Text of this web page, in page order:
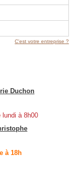
C'est votre entreprise ?
Duchon
lundi à 8h00
à 18h